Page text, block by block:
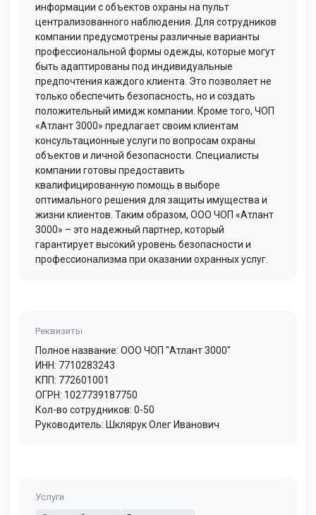
информации с объектов охраны на пульт
централизованного наблюдения. Для сотрудников
компании предусмотрены различные варианты
профессиональной формы одежды, которые могут
быть адаптированы под индивидуальные
предпочтения каждого клиента. Это позволяет не
только обеспечить безопасность, но и создать
положительный имидж компании. Кроме того, ЧОП
«Атлант 3000» предлагает своим клиентам
консультационные услуги по вопросам охраны
объектов и личной безопасности. Специалисты
компании готовы предоставить
квалифицированную помощь в выборе
оптимального решения для защиты имущества и
жизни клиентов. Таким образом, ООО ЧОП «Атлант
3000» – это надежный партнер, который
гарантирует высокий уровень безопасности и
профессионализма при оказании охранных услуг.
Реквизиты
Полное название: ООО ЧОП "Атлант 3000"
ИНН: 7710283243
КПП: 772601001
ОГРН: 1027739187750
Кол-во сотрудников: 0-50
Руководитель: Шклярук Олег Иванович
Услуги